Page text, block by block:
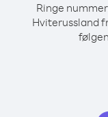
Ringe
Hviterussland